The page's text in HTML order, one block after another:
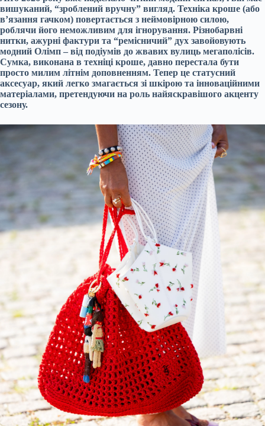
вишуканий, “зроблений вручну” вигляд. Техніка кроше (або
в’язання гачком) повертається з неймовірною силою,
роблячи його неможливим для ігнорування. Різнобарвні
нитки, ажурні фактури та “ремісничий” дух завойовують
модний Олімп – від подіумів до жвавих вулиць мегаполісів.
Сумка, виконана в техніці кроше, давно перестала бути
просто милим літнім доповненням. Тепер це статусний
аксесуар, який легко змагається зі шкірою та інноваційними
матеріалами, претендуючи на роль найяскравішого акценту
сезону.